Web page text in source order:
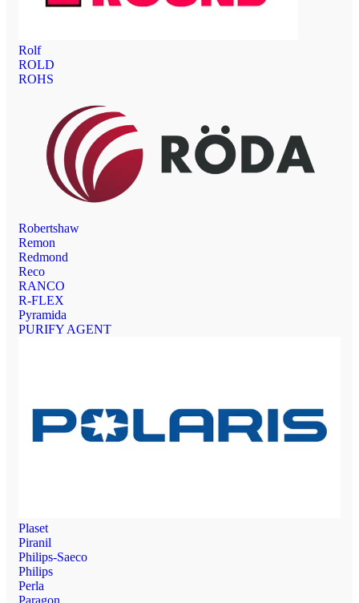
Rolf
ROLD
ROHS
Robertshaw
Remon
Redmond
Reco
RANCO
R-FLEX
Pyramida
PURIFY AGENT
Plaset
Piranil
Philips-Saeco
Philips
Perla
Paragon